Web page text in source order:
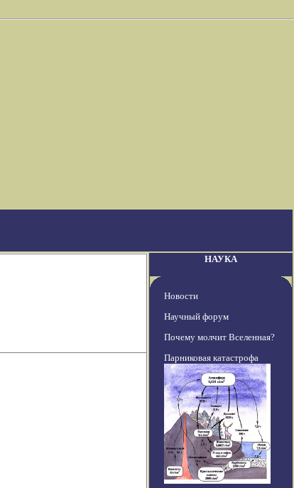
НАУКА
Новости
Научный форум
Почему молчит Вселенная?
Парниковая катастрофа